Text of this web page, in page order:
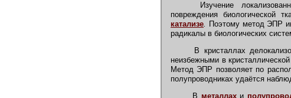
Изучение
повреждения биологической
катализе. Поэтому метод ЭПР
радикалы в биологических
В кристаллах
неизбежными в
Метод ЭПР позволяет по
полупроводниках удаётся
В металлахи